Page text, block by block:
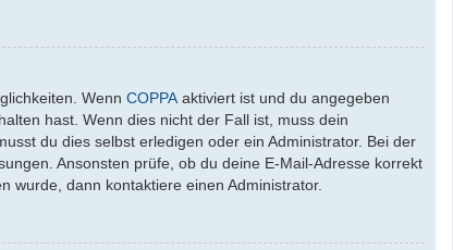
Wenn COPPA aktiviert ist und du angegeben
hast. Wenn dies nicht der Fall ist, muss dein
du dies selbst erledigen oder ein Administrator. Bei der
Ansonsten prüfe, ob du deine E-Mail-Adresse korrekt
wurde, dann kontaktiere einen Administrator.